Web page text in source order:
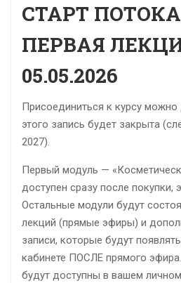
СТАРТ ПОТОКА
ПЕРВАЯ
05.05.2026
Присоединиться к курсу можно
этого запись будет закрыта
2027).
Первый модуль —
доступен сразу после покупки,
Остальные модули будут
лекций (прямые эфиры) и
записи, которые будут
кабинете ПОСЛЕ прямого
будут доступны в вашем